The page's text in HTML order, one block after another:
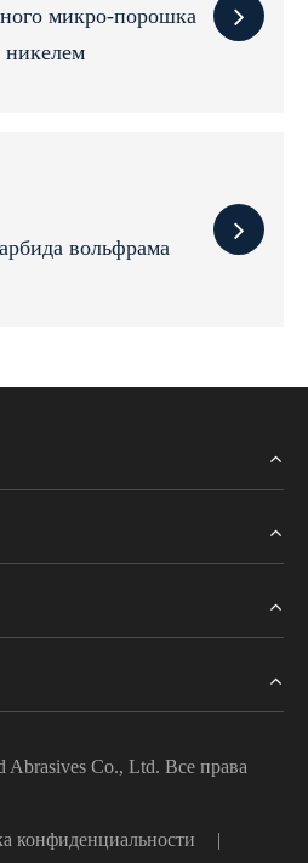
микро-порошка
никелем
вольфрама
Abrasives Co., Ltd. Все права
конфиденциальности
|